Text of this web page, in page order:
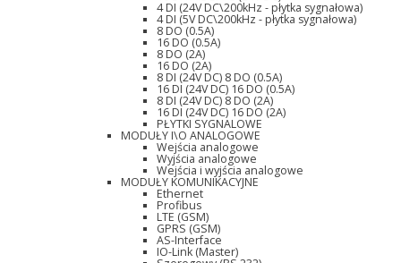
4 DI (24V DC\200kHz - płytka sygnałowa)
4 DI (5V DC\200kHz - płytka sygnałowa)
8 DO (0.5A)
16 DO (0.5A)
8 DO (2A)
16 DO (2A)
8 DI (24V DC) 8 DO (0.5A)
16 DI (24V DC) 16 DO (0.5A)
8 DI (24V DC) 8 DO (2A)
16 DI (24V DC) 16 DO (2A)
PŁYTKI SYGNALOWE
MODUŁY I\O ANALOGOWE
Wejścia analogowe
Wyjścia analogowe
Wejścia i wyjścia analogowe
MODUŁY KOMUNIKACYJNE
Ethernet
Profibus
LTE (GSM)
GPRS (GSM)
AS-Interface
IO-Link (Master)